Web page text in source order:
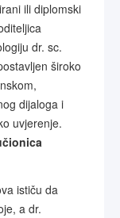
ili diplomski
dr. sc.
široko
dijaloga i
uvjerenje.
ističu da
a dr.